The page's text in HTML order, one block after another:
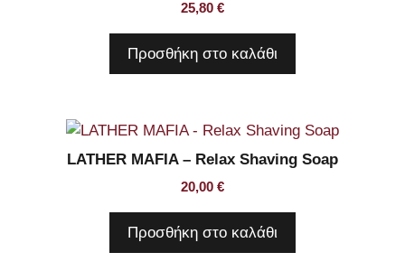
25,80 €
Προσθήκη στο καλάθι
LATHER MAFIA – Relax Shaving Soap
20,00 €
Προσθήκη στο καλάθι